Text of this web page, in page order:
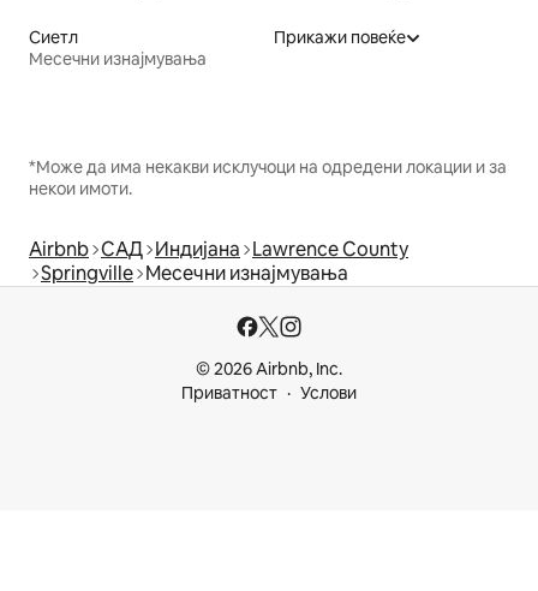
Сиетл
Месечни изнајмувања
Прикажи повеќе
*Може да има некакви исклучоци на одредени локации и за
некои имоти.
Airbnb САД Индијана Lawrence County
Springville Месечни изнајмувања
© 2026 Airbnb, Inc.
Приватност
Услови